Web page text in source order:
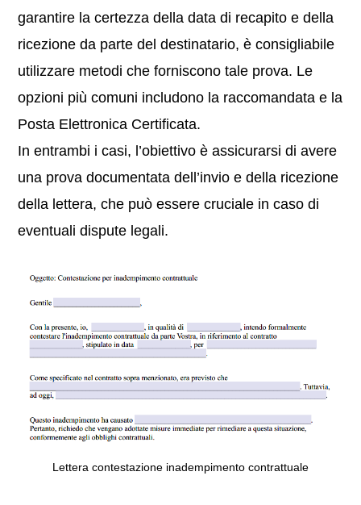
garantire la certezza della data di recapito e della
ricezione da parte del destinatario, è consigliabile
utilizzare metodi che forniscono tale prova. Le
opzioni più comuni includono la raccomandata e la
Posta Elettronica Certificata.
In entrambi i casi, l’obiettivo è assicurarsi di avere
una prova documentata dell’invio e della ricezione
della lettera, che può essere cruciale in caso di
eventuali dispute legali.
Lettera contestazione inadempimento contrattuale